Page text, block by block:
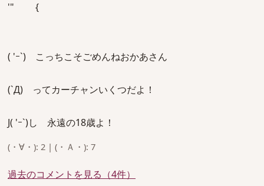
'"￣ {
( 'ｰ`) こっちこそごめんねおかあさん
(`Д) ってカーチャンいくつだよ！
J( 'ｰ`)し 永遠の18歳よ！
(・∀・): 2 | (・Ａ・): 7
過去のコメントを見る（4件）